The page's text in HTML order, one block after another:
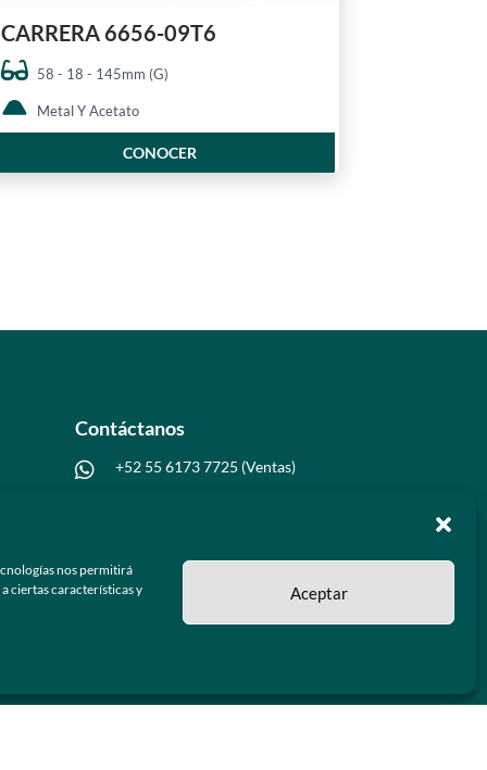
nos permitirá
ciertas características y
Aceptar
CARRERA 6656-09T6
58 - 18 - 145mm (G)
Metal Y Acetato
CONOCER
Contáctanos
 +52 55 6173 7725 (Ventas)